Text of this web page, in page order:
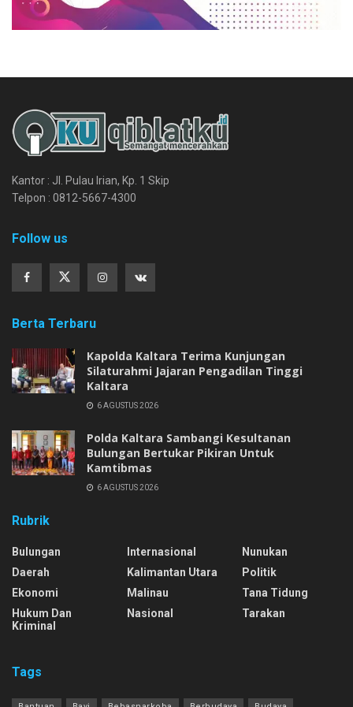
Kantor : Jl. Pulau Irian, Kp. 1 Skip
Telpon : 0812-5667-4300
Follow us
Berta Terbaru
Kapolda Kaltara Terima Kunjungan
Silaturahmi Jajaran Pengadilan Tinggi
Kaltara
6 AGUSTUS 2026
Polda Kaltara Sambangi Kesultanan
Bulungan Bertukar Pikiran Untuk
Kamtibmas
6 AGUSTUS 2026
Rubrik
Bulungan
Daerah
Ekonomi
Hukum Dan
Kriminal
Internasional
Kalimantan Utara
Malinau
Nasional
Nunukan
Politik
Tana Tidung
Tarakan
Tags